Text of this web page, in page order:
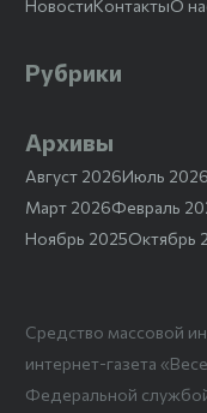
НовостиКонтактыО
Рубрики
Архивы
Август 2026Июль 2026
Март 2026Февраль
Ноябрь 2025Октябрь
Средство массовой
интернет-газета
Федеральной